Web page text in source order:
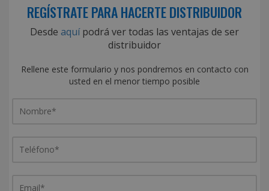
REGÍSTRATE PARA HACERTE DISTRIBUIDOR
Desde aquípodrá ver todas las ventajas de ser
distribuidor
Rellene este formulario y nos pondremos en contacto con
usted en el menor tiempo posible